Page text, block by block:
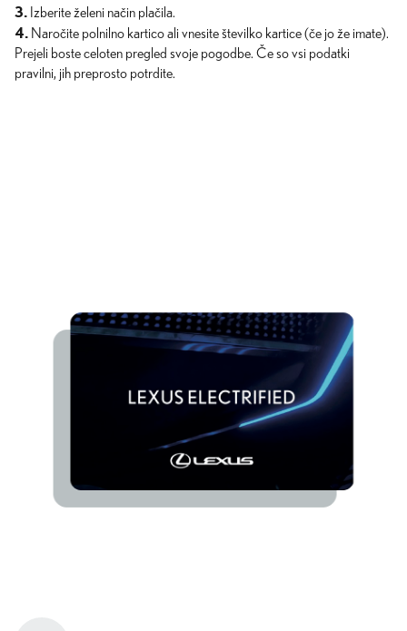
3. Izberite želeni način plačila.
4. Naročite polnilno kartico ali vnesite številko kartice (če jo že imate).
Prejeli boste celoten pregled svoje pogodbe. Če so vsi podatki
pravilni, jih preprosto potrdite.